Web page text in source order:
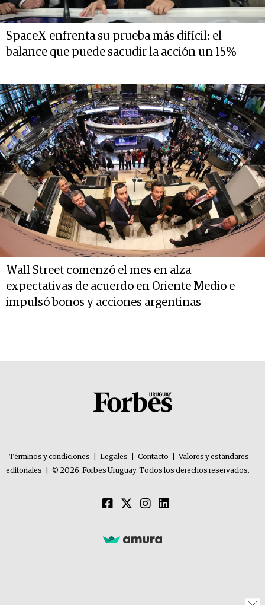
SpaceX enfrenta su prueba más difícil: el
balance que puede sacudir la acción un 15%
Wall Street comenzó el mes en alza
expectativas de acuerdo en Oriente Medio e
impulsó bonos y acciones argentinas
Términos y condiciones Legales Contacto
Valores y estándares
editoriales
© 2026. Forbes Uruguay. Todos los derechos reservados.